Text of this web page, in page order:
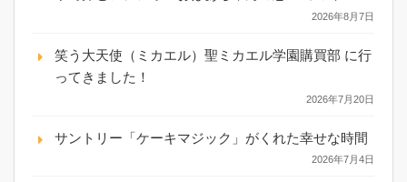
2026年8月7日
笑う大天使（ミカエル）聖ミカエル学園購買部 に行
ってきました！
2026年7月20日
サントリー「ケーキマジック」がくれた幸せな時間
2026年7月4日